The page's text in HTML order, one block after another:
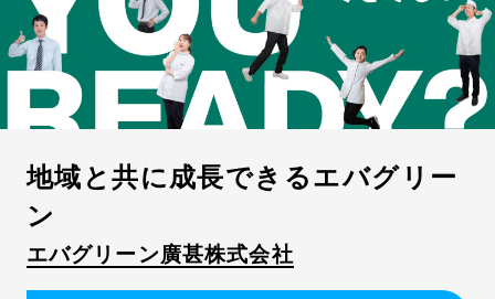
地域と共に成長できるエバグリー
ン
エバグリーン廣甚株式会社